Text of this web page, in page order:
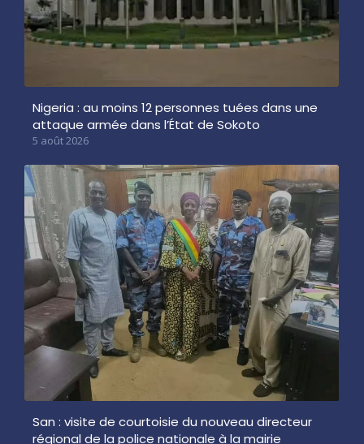
Nigeria : au moins 12 personnes tuées dans une
attaque armée dans l’État de Sokoto
5 août 2026
San : visite de courtoisie du nouveau directeur
régional de la police nationale à la mairie